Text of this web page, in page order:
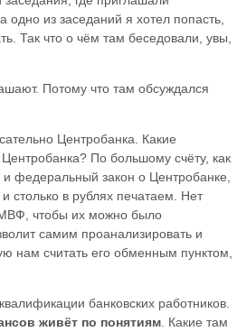
из заседаний я хотел попасть,
Так что о чём там беседовали, увы,
Потому что там обсуждался
Центробанка. Какие
По большому счёту, как
федеральный закон о Центробанке,
столько в рублях печатаем. Нет
чтобы их можно было
самим проанализировать и
нам считать его обменным пунктом,
банковских работников.
живёт по понятиям . Какие там